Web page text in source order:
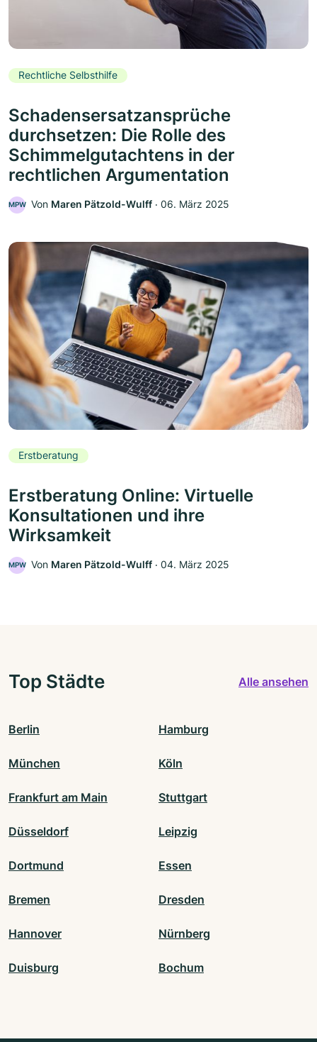
Rechtliche Selbsthilfe
Schadensersatzansprüche
durchsetzen: Die Rolle des
Schimmelgutachtens in der
rechtlichen Argumentation
MPW Von Maren Pätzold-Wulff ‧ 06. März 2025
Erstberatung
Erstberatung Online: Virtuelle
Konsultationen und ihre
Wirksamkeit
MPW Von Maren Pätzold-Wulff ‧ 04. März 2025
Top Städte Alle ansehen
Berlin Hamburg
München Köln
Frankfurt am Main Stuttgart
Düsseldorf Leipzig
Dortmund Essen
Bremen Dresden
Hannover Nürnberg
Duisburg Bochum